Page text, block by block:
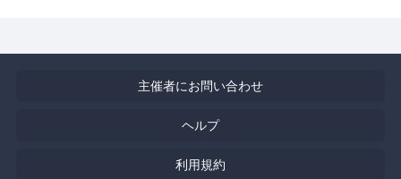
主催者にお問い合わせ
ヘルプ
利用規約